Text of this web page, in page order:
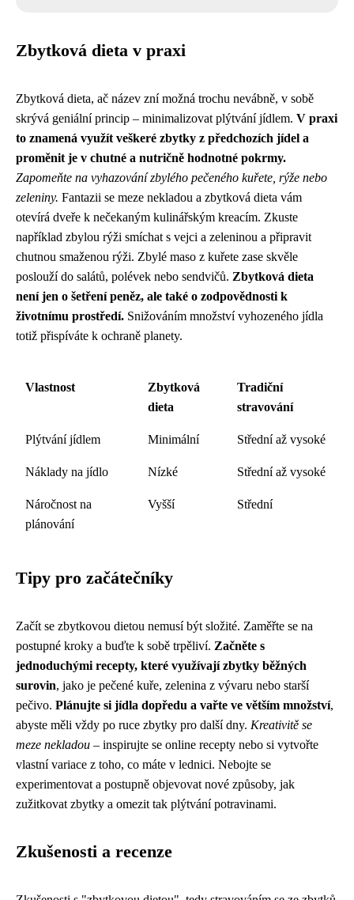
Zbytková dieta v praxi
Zbytková dieta, ač název zní možná trochu nevábně, v sobě
skrývá geniální princip – minimalizovat plýtvání jídlem. V praxi
to znamená využít veškeré zbytky z předchozích jídel a
proměnit je v chutné a nutričně hodnotné pokrmy.
Zapomeňte na vyhazování zbylého pečeného kuřete, rýže nebo
zeleniny. Fantazii se meze nekladou a zbytková dieta vám
otevírá dveře k nečekaným kulinářským kreacím. Zkuste
například zbylou rýži smíchat s vejci a zeleninou a připravit
chutnou smaženou rýži. Zbylé maso z kuřete zase skvěle
poslouží do salátů, polévek nebo sendvičů. Zbytková dieta
není jen o šetření peněz, ale také o zodpovědnosti k
životnímu prostředí. Snižováním množství vyhozeného jídla
totiž přispíváte k ochraně planety.
Vlastnost
Zbytková
dieta
Tradiční
stravování
Plýtvání jídlem Minimální Střední až vysoké
Náklady na jídlo Nízké Střední až vysoké
Náročnost na
plánování
Vyšší Střední
Tipy pro začátečníky
Začít se zbytkovou dietou nemusí být složité. Zaměřte se na
postupné kroky a buďte k sobě trpěliví. Začněte s
jednoduchými recepty, které využívají zbytky běžných
surovin, jako je pečené kuře, zelenina z vývaru nebo starší
pečivo. Plánujte si jídla dopředu a vařte ve větším množství,
abyste měli vždy po ruce zbytky pro další dny. Kreativitě se
meze nekladou – inspirujte se online recepty nebo si vytvořte
vlastní variace z toho, co máte v lednici. Nebojte se
experimentovat a postupně objevovat nové způsoby, jak
zužitkovat zbytky a omezit tak plýtvání potravinami.
Zkušenosti a recenze